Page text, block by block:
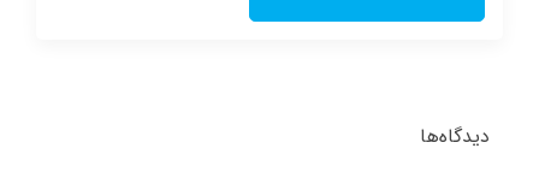
دیدگاه‌ها